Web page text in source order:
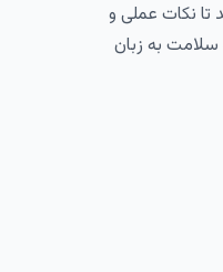
تا نکات عملی و
سلامت به زبان